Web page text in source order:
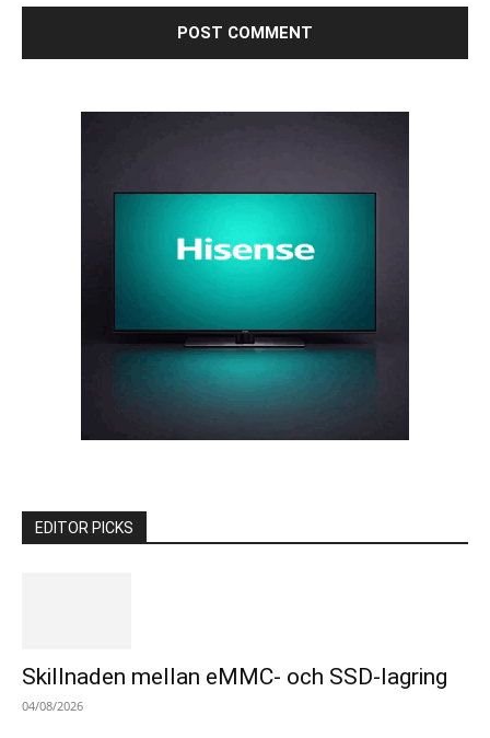
EDITOR PICKS
Skillnaden mellan eMMC- och SSD-lagring
04/08/2026